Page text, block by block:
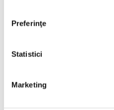
Preferinţe
Statistici
Marketing